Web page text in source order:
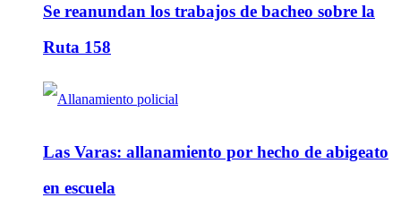
Se reanundan los trabajos de bacheo sobre la
Ruta 158
Las Varas: allanamiento por hecho de abigeato
en escuela